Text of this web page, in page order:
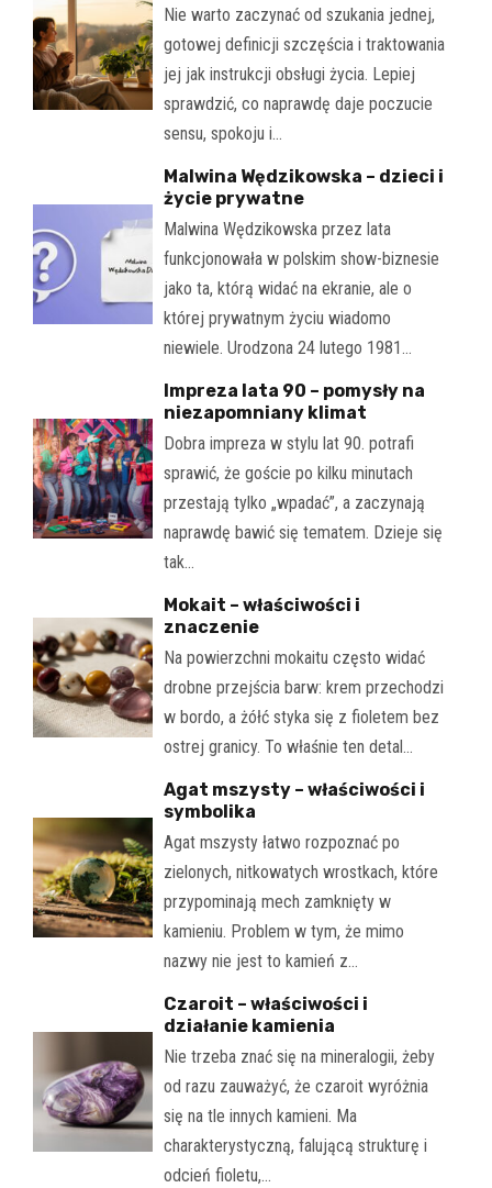
Nie warto zaczynać od szukania jednej,
gotowej definicji szczęścia i traktowania
jej jak instrukcji obsługi życia. Lepiej
sprawdzić, co naprawdę daje poczucie
sensu, spokoju i…
Malwina Wędzikowska – dzieci i
życie prywatne
Malwina Wędzikowska przez lata
funkcjonowała w polskim show-biznesie
jako ta, którą widać na ekranie, ale o
której prywatnym życiu wiadomo
niewiele. Urodzona 24 lutego 1981…
Impreza lata 90 – pomysły na
niezapomniany klimat
Dobra impreza w stylu lat 90. potrafi
sprawić, że goście po kilku minutach
przestają tylko „wpadać”, a zaczynają
naprawdę bawić się tematem. Dzieje się
tak…
Mokait – właściwości i
znaczenie
Na powierzchni mokaitu często widać
drobne przejścia barw: krem przechodzi
w bordo, a żółć styka się z fioletem bez
ostrej granicy. To właśnie ten detal…
Agat mszysty – właściwości i
symbolika
Agat mszysty łatwo rozpoznać po
zielonych, nitkowatych wrostkach, które
przypominają mech zamknięty w
kamieniu. Problem w tym, że mimo
nazwy nie jest to kamień z…
Czaroit – właściwości i
działanie kamienia
Nie trzeba znać się na mineralogii, żeby
od razu zauważyć, że czaroit wyróżnia
się na tle innych kamieni. Ma
charakterystyczną, falującą strukturę i
odcień fioletu,…